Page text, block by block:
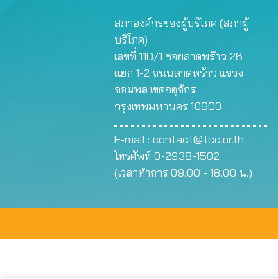
สภาองค์กรของผู้บริโภค (สภาผู้
บริโภค)
เลขที่ 110/1 ซอยลาดพร้าว 26
แยก 1-2 ถนนลาดพร้าว แขวง
จอมพล เขตจตุจักร
กรุงเทพมหานคร 10900
E-mail : contact@tcc.or.th
โทรศัพท์ 0-2938-1502
(เวลาทำการ 09.00 - 18.00 น.)